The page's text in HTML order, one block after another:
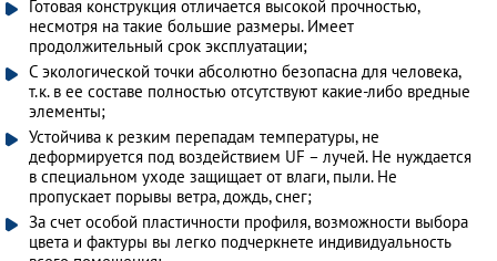
Готовая конструкция отличается высокой прочностью,
несмотря на такие большие размеры. Имеет
продолжительный срок эксплуатации;
С экологической точки абсолютно безопасна для человека,
т.к. в ее составе полностью отсутствуют какие-либо вредные
элементы;
Устойчива к резким перепадам температуры, не
деформируется под воздействием UF – лучей. Не нуждается
в специальном уходе защищает от влаги, пыли. Не
пропускает порывы ветра, дождь, снег;
За счет особой пластичности профиля, возможности выбора
цвета и фактуры вы легко подчеркнете индивидуальность